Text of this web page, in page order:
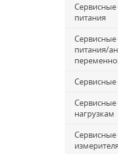
питания
питания/
нагрузкам